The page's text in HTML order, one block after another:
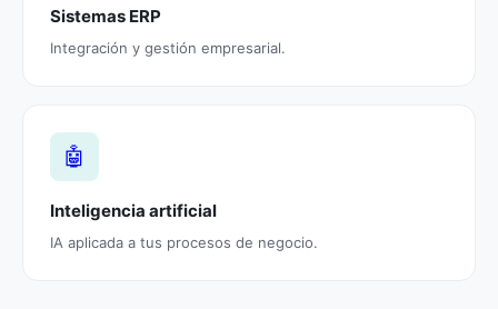
Sistemas ERP
Integración y gestión empresarial.
🤖
Inteligencia artificial
IA aplicada a tus procesos de negocio.